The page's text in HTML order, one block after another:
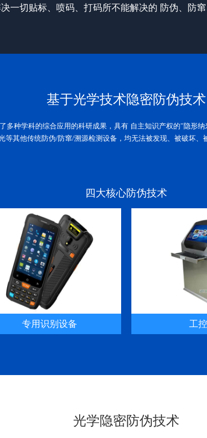
一切贴标、喷码、打码所不能解决的 防伪、防
基于光学技术隐密防伪技术
多种学科的综合应用的科研成果，具有 自主知识产权的"隐形
其他传统防伪/防窜/溯源检测设备，均无法被发现、被破坏
四大核心防伪技术
专用识别设备 工
光学隐密防伪技术